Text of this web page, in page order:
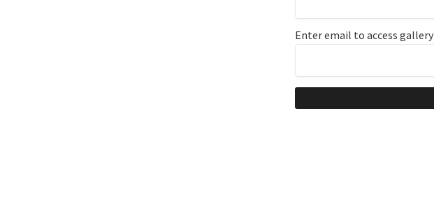
Enter email to access gallery